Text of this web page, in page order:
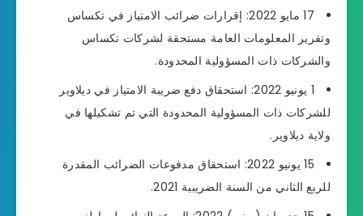
17 مايو 2022: إقرارات ضرائب الامتياز في تكساس
وتقرير المعلومات العامة مستحقة لشركات تكساس
والشركات ذات المسؤولية المحدودة.
1 يونيو 2022: استحقاق دفع ضريبة الامتياز في ديلاوير
للشركات ذات المسؤولية المحدودة التي تم تشكيلها في
ولاية ديلاوير.
15 يونيو 2022: استحقاق مدفوعات الضرائب المقدرة
للربع الثاني من السنة الضريبية 2021.